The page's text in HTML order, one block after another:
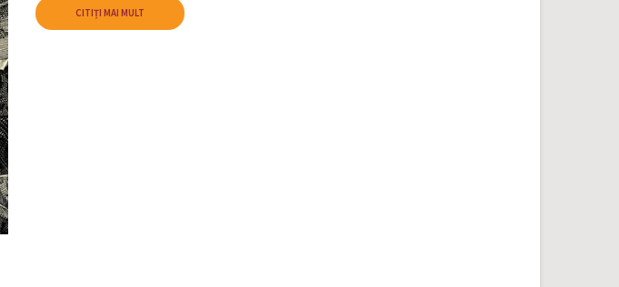
CITIȚI MAI MULT